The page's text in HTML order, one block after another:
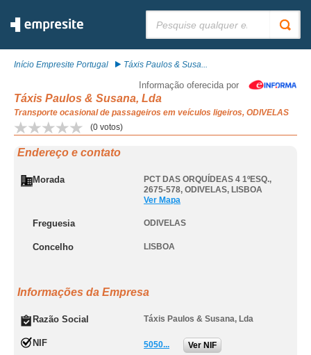
Início Empresite Portugal Táxis Paulos & Susa...
Informação oferecida por
Táxis Paulos & Susana, Lda
Transporte ocasional de passageiros em veículos ligeiros, ODIVELAS
(0 votos)
Endereço e contato
Morada
PCT DAS ORQUÍDEAS 4 1ºESQ.,
2675-578, ODIVELAS, LISBOA
Ver Mapa
Freguesia ODIVELAS
Concelho LISBOA
Informações da Empresa
Razão Social Táxis Paulos & Susana, Lda
NIF 5050... Ver NIF